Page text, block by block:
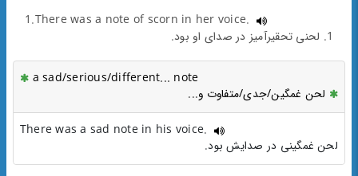
1.There was a note of scorn in her voice.
1. لحنی تحقیرآمیز در صدای او بود.
a sad/serious/different... note
لحن غمگین/جدی/متفاوت و...
There was a sad note in his voice.
لحن غمگینی در صدایش بود.